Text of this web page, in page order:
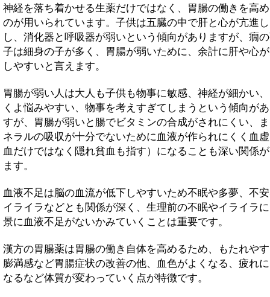
神経を落ち着かせる生薬だけではなく、胃腸の働きを高
のが用いられています。子供は五臓の中で肝と心が亢進
し、消化器と呼吸器が弱いという傾向がありますが、癇
子は細身の子が多く、胃腸が弱いために、余計に肝や心
しやすいと言えます。
胃腸が弱い人は大人も子供も物事に敏感、神経が細かい
くよ悩みやすい、物事を考えすぎてしまうという傾向が
すが、胃腸が弱いと腸でビタミンの合成がされにくい、
ネラルの吸収が十分でないために血液が作られにくく血
血だけではなく隠れ貧血も指す）になることも深い関係
ます。
血液不足は脳の血流が低下しやすいため不眠や多夢、不
イライラなどとも関係が深く、生理前の不眠やイライラ
景に血液不足がないかみていくことは重要です。
漢方の胃腸薬は胃腸の働き自体を高めるため、もたれや
膨満感など胃腸症状の改善の他、血色がよくなる、疲れ
なるなど体質が変わっていく点が特徴です。